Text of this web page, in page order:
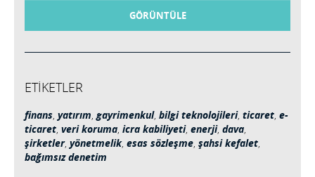
GÖRÜNTÜLE
ETİKETLER
finans, yatırım,gayrimenkul, bilgi teknolojileri, ticaret, e-
ticaret, veri koruma, icra kabiliyeti, enerji, dava,
şirketler, yönetmelik, esas sözleşme, şahsi kefalet,
bağımsız denetim